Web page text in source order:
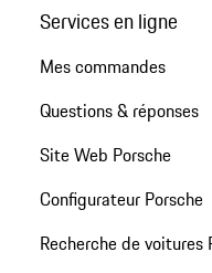
Services en ligne
Mes commandes
Questions & réponses
Site Web Porsche
Configurateur Porsche
Recherche de voitures